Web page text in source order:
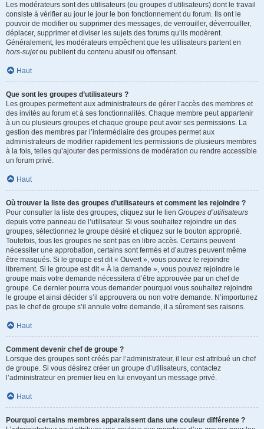
Les modérateurs sont des utilisateurs (ou groupes d’utilisateurs) dont le travail
consiste à vérifier au jour le jour le bon fonctionnement du forum. Ils ont le
pouvoir de modifier ou supprimer des messages, de verrouiller, déverrouiller,
déplacer, supprimer et diviser les sujets des forums qu’ils modèrent.
Généralement, les modérateurs empêchent que les utilisateurs partent en
hors-sujetou publient du contenu abusif ou offensant.
Haut
Que sont les groupes d’utilisateurs ?
Les groupes permettent aux administrateurs de gérer l’accès des membres et
des invités au forum et à ses fonctionnalités. Chaque membre peut appartenir
à un ou plusieurs groupes et chaque groupe peut avoir ses permissions. La
gestion des membres par l’intermédiaire des groupes permet aux
administrateurs de modifier rapidement les permissions de plusieurs membres
à la fois, telles qu’ajouter des permissions de modération ou rendre accessible
un forum privé.
Haut
Où trouver la liste des groupes d’utilisateurs et comment les rejoindre ?
Pour consulter la liste des groupes, cliquez sur le lien Groupes d’utilisateurs
depuis votre panneau de l’utilisateur. Si vous souhaitez rejoindre un des
groupes, sélectionnez le groupe désiré et cliquez sur le bouton approprié.
Toutefois, tous les groupes ne sont pas en libre accès. Certains peuvent
nécessiter une approbation, certains sont fermés et d’autres peuvent même
être masqués. Si le groupe est dit « Ouvert », vous pouvez le rejoindre
librement. Si le groupe est dit « À la demande », vous pouvez rejoindre le
groupe mais votre demande nécessitera d’être approuvée par un chef de
groupe. Ce dernier pourra vous demander pourquoi vous souhaitez rejoindre
le groupe et ainsi décider s’il approuvera ou non votre demande. N’importunez
pas le chef de groupe s’il annule votre demande, il a sûrement ses raisons.
Haut
Comment devenir chef de groupe ?
Lorsque des groupes sont créés par l’administrateur, il leur est attribué un chef
de groupe. Si vous désirez créer un groupe d’utilisateurs, contactez
l’administrateur en premier lieu en lui envoyant un message privé.
Haut
Pourquoi certains membres apparaissent dans une couleur différente ?